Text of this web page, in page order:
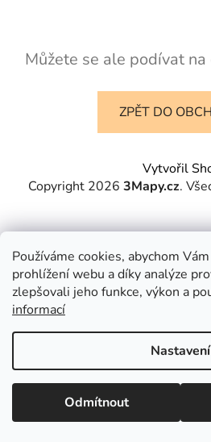
Používáme cookies, abychom
prohlížení webu a díky analýze
zlepšovali jeho funkce, výkon a
informací
Nastavení
Odmítnout
Můžete se ale podívat
ZPĚT DO
a
Vytvořil
Copyright 2026 3Mapy.cz.